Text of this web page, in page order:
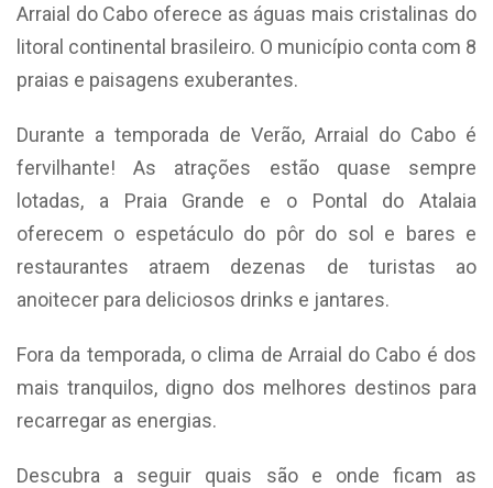
Arraial do Cabo oferece as águas mais cristalinas do
litoral continental brasileiro. O município conta com 8
praias e paisagens exuberantes.
Durante a temporada de Verão, Arraial do Cabo é
fervilhante! As atrações estão quase sempre
lotadas, a Praia Grande e o Pontal do Atalaia
oferecem o espetáculo do pôr do sol e bares e
restaurantes atraem dezenas de turistas ao
anoitecer para deliciosos drinks e jantares.
Fora da temporada, o clima de Arraial do Cabo é dos
mais tranquilos, digno dos melhores destinos para
recarregar as energias.
Descubra a seguir quais são e onde ficam as